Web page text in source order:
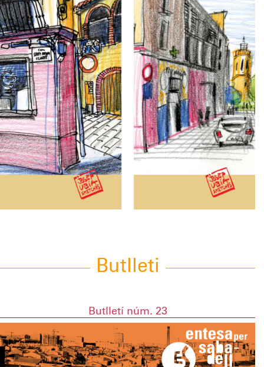
Butlleti
Butlletí núm. 23